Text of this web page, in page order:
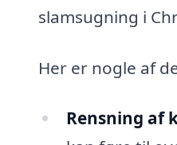
slamsugning i
Her er nogle af
Rensning af